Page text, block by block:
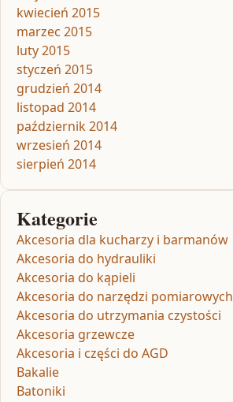
kwiecień 2015
marzec 2015
luty 2015
styczeń 2015
grudzień 2014
listopad 2014
październik 2014
wrzesień 2014
sierpień 2014
Kategorie
Akcesoria dla kucharzy i barmanów
Akcesoria do hydrauliki
Akcesoria do kąpieli
Akcesoria do narzędzi pomiarowych
Akcesoria do utrzymania czystości
Akcesoria grzewcze
Akcesoria i części do AGD
Bakalie
Batoniki